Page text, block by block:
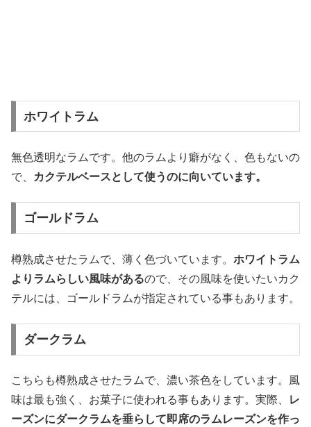
ホワイトラム
無色透明なラムです。他のラムより癖がなく、色もないの
で、
カクテルベースとして使うのに向いています。
ゴールドラム
樽熟成させたラムで、薄く色づいています。 ホワイトラム
よりラムらしい風味があるので、その風味を使いたいカク
テルには、ゴールドラムが指定されている事もあります。
ダークラム
こちらも樽熟成させたラムで、濃い茶色をしています。風
味は最も強く、お菓子に使われる事もあります。実際、
レ
ーズンにダークラムを垂らして即席のラムレーズンを作っ